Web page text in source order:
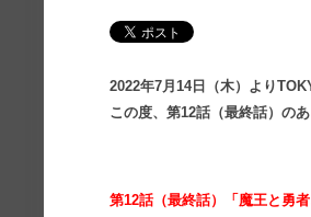
2022年7月14日（木）より
この度、第12話（最終話）の
第12話（最終話）「 魔王と勇